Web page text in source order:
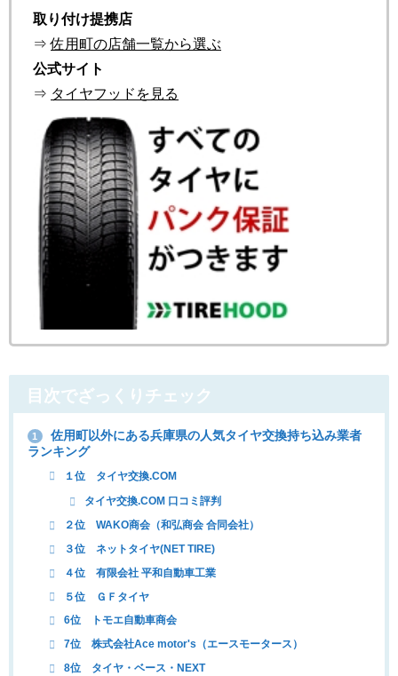
取り付け提携店
⇒佐用町の店舗一覧から選ぶ
公式サイト
⇒ タイヤフッドを見る
目次でざっくりチェック
1
佐用町以外にある兵庫県の人気タイヤ交換持ち込み業者
ランキング
１位 タイヤ交換.COM
タイヤ交換.COM 口コミ評判
２位 WAKO商会（和弘商会 合同会社）
３位 ネットタイヤ(NET TIRE)
４位 有限会社 平和自動車工業
５位 ＧＦタイヤ
6位 トモエ自動車商会
7位 株式会社Ace motor's（エースモータース）
8位 タイヤ・ベース・NEXT